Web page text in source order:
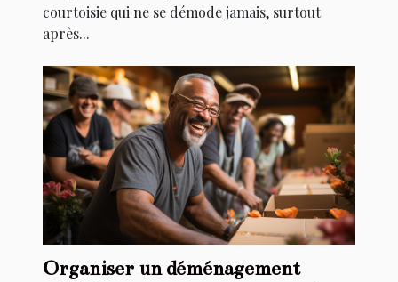
courtoisie qui ne se démode jamais, surtout
après...
Organiser un déménagement